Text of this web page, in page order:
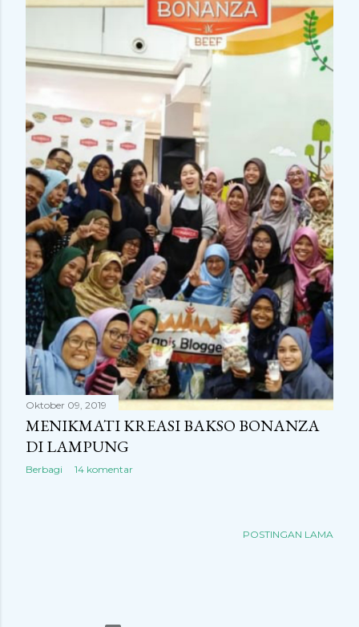
Oktober 09, 2019
MENIKMATI KREASI BAKSO BONANZA
DI LAMPUNG
Berbagi 14 komentar
POSTINGAN LAMA